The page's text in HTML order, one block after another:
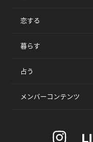
恋する
暮らす
占う
メンバーコンテンツ